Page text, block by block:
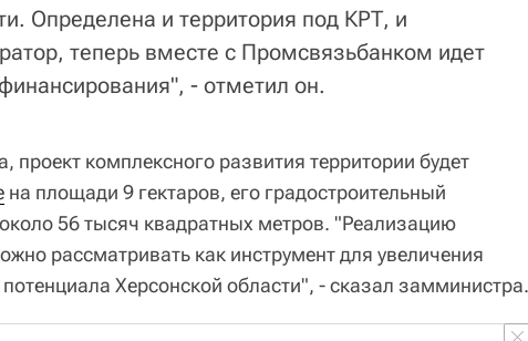
Определена и территория под КРТ, и
теперь вместе с Промсвязьбанком идет
- отметил он.
комплексного развития территории будет
на площади 9 гектаров, его градостроительный
56 тысяч квадратных метров. "Реализацию
рассматривать как инструмент для увеличения
потенциала Херсонской области", - сказал замминистра.